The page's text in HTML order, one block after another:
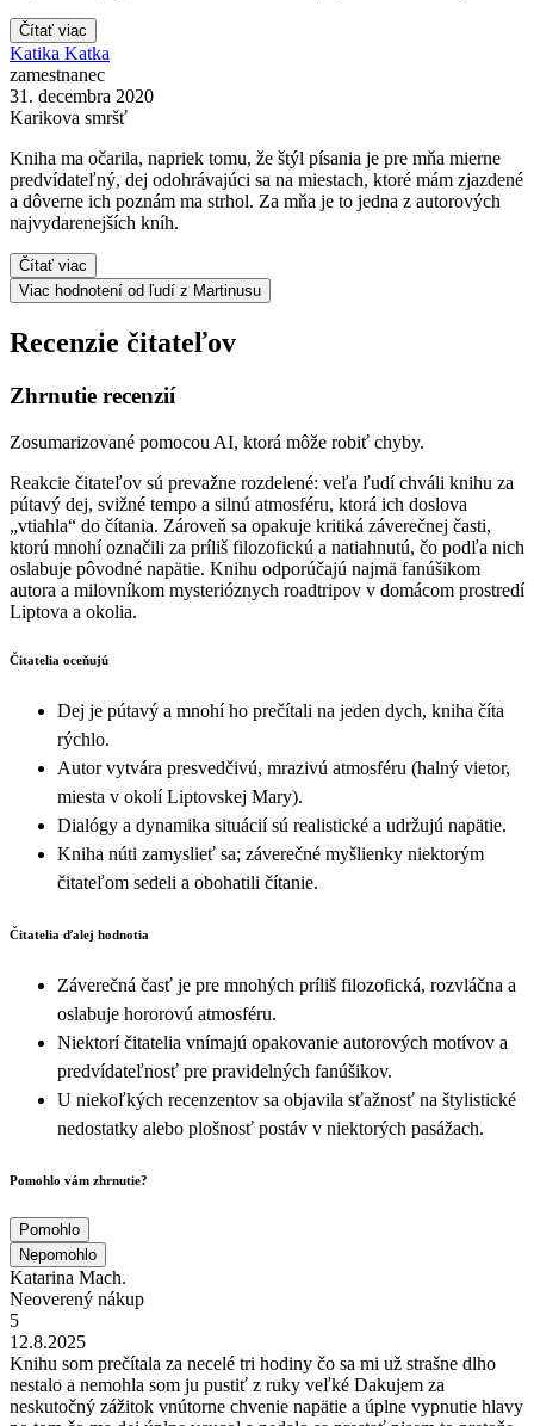
Čítať viac
Katika Katka
zamestnanec
31. decembra 2020
Karikova smršť
Kniha ma očarila, napriek tomu, že štýl písania je pre mňa mierne
predvídateľný, dej odohrávajúci sa na miestach, ktoré mám zjazdené
a dôverne ich poznám ma strhol. Za mňa je to jedna z autorových
najvydarenejších kníh.
Čítať viac
Viac hodnotení od ľudí z Martinusu
Recenzie čitateľov
Zhrnutie recenzií
Zosumarizované pomocou AI, ktorá môže robiť chyby.
Reakcie čitateľov sú prevažne rozdelené: veľa ľudí chváli knihu za
pútavý dej, svižné tempo a silnú atmosféru, ktorá ich doslova
„vtiahla“ do čítania. Zároveň sa opakuje kritiká záverečnej časti,
ktorú mnohí označili za príliš filozofickú a natiahnutú, čo podľa nich
oslabuje pôvodné napätie. Knihu odporúčajú najmä fanúšikom
autora a milovníkom mysterióznych roadtripov v domácom prostredí
Liptova a okolia.
Čitatelia oceňujú
Dej je pútavý a mnohí ho prečítali na jeden dych, kniha číta
rýchlo.
Autor vytvára presvedčivú, mrazivú atmosféru (halný vietor,
miesta v okolí Liptovskej Mary).
Dialógy a dynamika situácií sú realistické a udržujú napätie.
Kniha núti zamyslieť sa; záverečné myšlienky niektorým
čitateľom sedeli a obohatili čítanie.
Čitatelia ďalej hodnotia
Záverečná časť je pre mnohých príliš filozofická, rozvláčna a
oslabuje hororovú atmosféru.
Niektorí čitatelia vnímajú opakovanie autorových motívov a
predvídateľnosť pre pravidelných fanúšikov.
U niekoľkých recenzentov sa objavila sťažnosť na štylistické
nedostatky alebo plošnosť postáv v niektorých pasážach.
Pomohlo vám zhrnutie?
Pomohlo
Nepomohlo
Katarina Mach.
Neoverený nákup
5
12.8.2025
Knihu som prečítala za necelé tri hodiny čo sa mi už strašne dlho
nestalo a nemohla som ju pustiť z ruky veľké Dakujem za
neskutočný zážitok vnútorne chvenie napätie a úplne vypnutie hlavy